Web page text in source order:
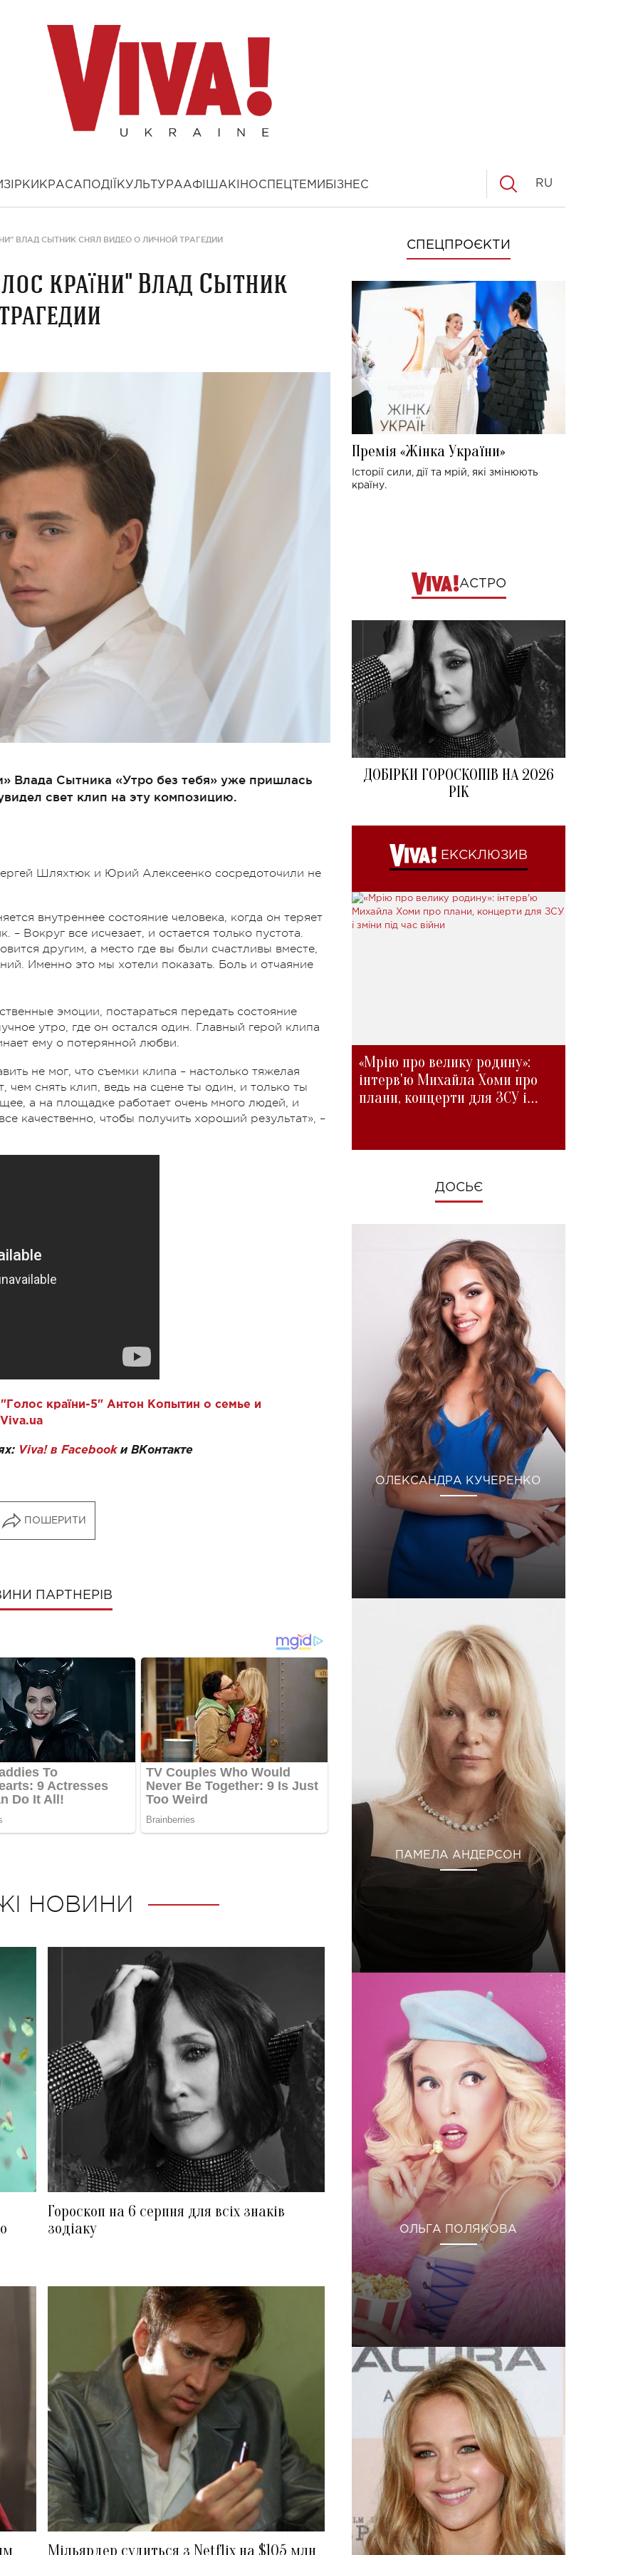
ЗІРКИ КРАСА ПОДІЇ КУЛЬТУРААФІША КІНОСПЕЦТЕМИ БІЗНЕС RU
ВЛАД СЫТНИК СНЯЛ ВИДЕО О ЛИЧНОЙ ТРАГЕДИИ
країни" Влад Сытник
Влада Сытника «Утро без тебя» уже пришлась
свет клип на эту композицию.
Шляхтюк и Юрий Алексеенко сосредоточили не
внутреннее состояние человека, когда он теряет
Вокруг все исчезает, и остается только пустота.
другим, а место где вы были счастливы вместе,
Именно это мы хотели показать. Боль и отчаяние
эмоции, постараться передать состояние
утро, где он остался один. Главный герой клипа
ему о потерянной любви.
не мог, что съемки клипа – настолько тяжелая
чем снять клип, ведь на сцене ты один, и только ты
а на площадке работает очень много людей, и
качественно, чтобы получить хороший результат», –
країни-5" Антон Копытин о семье и
Viva! в Facebookи ВКонтакте
ПОШЕРИТИ
ПАРТНЕРІВ
НОВИНИ
Гороскоп на 6 серпня для всіх знаків
зодіаку
Мільярдер судиться з Netflix на $105 млн
СПЕЦПРОЄКТИ
Премія «Жінка України»
Історії сили, дії та мрій, які змінюють
країну.
АСТРО
ДОБІРКИ ГОРОСКОПІВ НА 2026
РІК
ЕКСКЛЮЗИВ
«Мрію про велику родину»:
інтерв'ю Михайла Хоми про
плани, концерти для ЗСУ і
ДОСЬЄ
ОЛЕКСАНДРА КУЧЕРЕНКО
ПАМЕЛА АНДЕРСОН
ОЛЬГА ПОЛЯКОВА